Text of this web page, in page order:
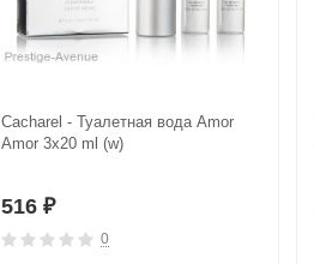
Cacharel - Туалетная вода Amor
Amor 3х20 ml (w)
516 ₽
0